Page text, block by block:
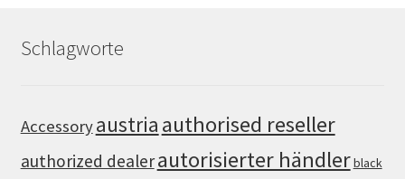
Schlagworte
Accessoryaustria authorised reseller
authorized dealerautorisierter händlerblack